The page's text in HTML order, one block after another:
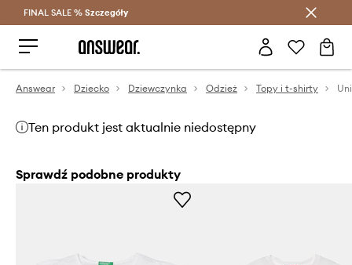
Oszczędzaj z Answear Club >
FINAL SALE % Szczegóły
Answear Dziecko Dziewczynka Odzież Topy i t-shirty
Ten produkt jest aktualnie niedostępny
Sprawdź podobne produkty